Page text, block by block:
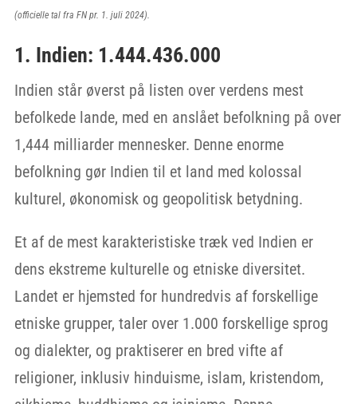
(officielle tal fra FN pr. 1. juli 2024).
1. Indien: 1.444.436.000
Indien står øverst på listen over verdens mest
befolkede lande, med en anslået befolkning på over
1,444 milliarder mennesker. Denne enorme
befolkning gør Indien til et land med kolossal
kulturel, økonomisk og geopolitisk betydning.
Et af de mest karakteristiske træk ved Indien er
dens ekstreme kulturelle og etniske diversitet.
Landet er hjemsted for hundredvis af forskellige
etniske grupper, taler over 1.000 forskellige sprog
og dialekter, og praktiserer en bred vifte af
religioner, inklusiv hinduisme, islam, kristendom,